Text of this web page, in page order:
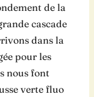
de la
cascade
dans la
pour les
nous font
verte fluo